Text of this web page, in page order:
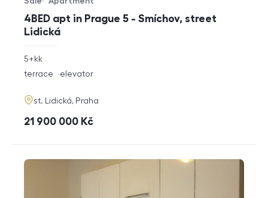
4BED apt in Prague 5 - Smíchov, street
Lidická
Offer type
Property type
rozměry
disposition
5+kk
funkce
terrace elevator
adresa
st. Lidická, Praha
cena
21 900 000 Kč